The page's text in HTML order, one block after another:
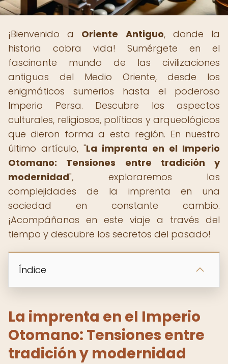
¡Bienvenido a Oriente Antiguo, donde la
historia cobra vida! Sumérgete en el
fascinante mundo de las civilizaciones
antiguas del Medio Oriente, desde los
enigmáticos sumerios hasta el poderoso
Imperio Persa. Descubre los aspectos
culturales, religiosos, políticos y arqueológicos
que dieron forma a esta región. En nuestro
último artículo, "La imprenta en el Imperio
Otomano: Tensiones entre tradición y
modernidad", exploraremos las
complejidades de la imprenta en una
sociedad en constante cambio.
¡Acompáñanos en este viaje a través del
tiempo y descubre los secretos del pasado!
Índice
La imprenta en el Imperio
Otomano: Tensiones entre
tradición y modernidad